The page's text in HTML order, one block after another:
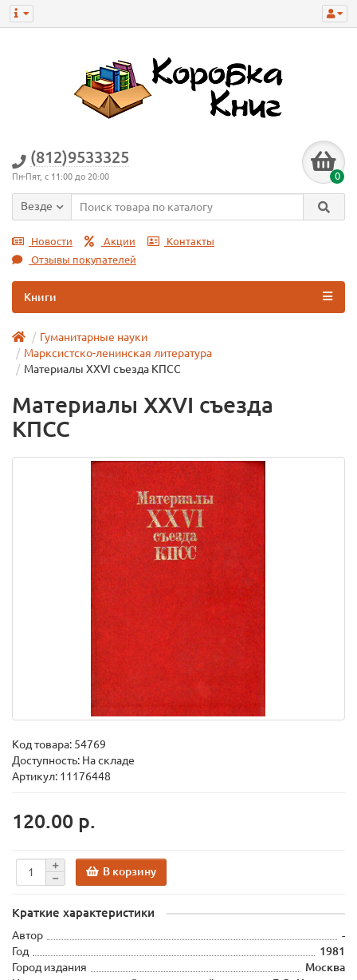
(812)9533325
Пн-Пят, с 11:00 до 20:00 0
Везде
Новости Акции
Контакты
Отзывы покупателей
Книги
Гуманитарные науки
Марксистско-ленинская литература
Материалы XXVI съезда КПСС
Материалы XXVI съезда
КПСС
Код товара: 54769
Доступность: На складе
Артикул: 11176448
120.00 р.
В корзину
Краткие характеристики
Автор
-
Год
1981
Город издания
Москва